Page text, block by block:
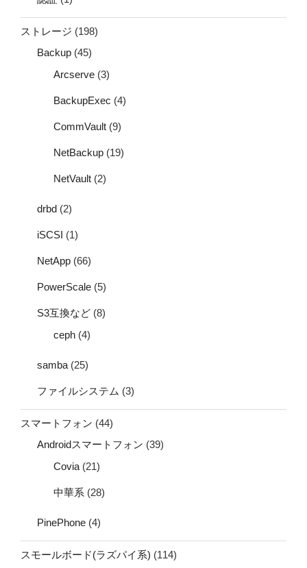
ストレージ (198)
Backup (45)
Arcserve (3)
BackupExec (4)
CommVault (9)
NetBackup (19)
NetVault (2)
drbd (2)
iSCSI (1)
NetApp (66)
PowerScale (5)
S3互換など (8)
ceph (4)
samba (25)
ファイルシステム (3)
スマートフォン (44)
Androidスマートフォン (39)
Covia (21)
中華系 (28)
PinePhone (4)
スモールボード(ラズパイ系) (114)